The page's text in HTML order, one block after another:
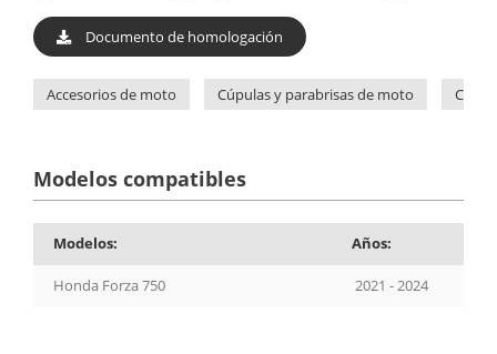
Documento de homologación
Accesorios de moto Cúpulas y parabrisas de moto
Modelos compatibles
Modelos: Años:
Honda Forza 750 2021 - 2024